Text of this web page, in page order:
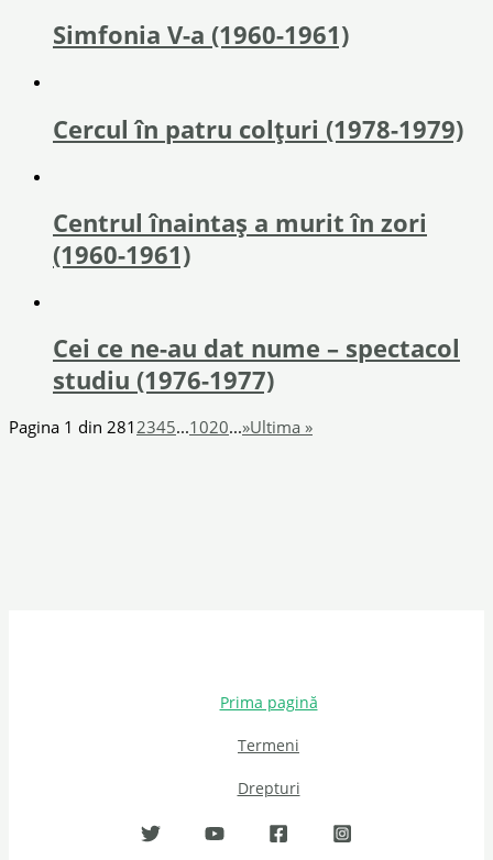
Simfonia V-a (1960-1961)
Cercul în patru colțuri (1978-1979)
Centrul înaintaş a murit în zori
(1960-1961)
Cei ce ne-au dat nume – spectacol
studiu (1976-1977)
Pagina 1 din 2812345...1020...»Ultima »
Prima pagină
Termeni
Drepturi